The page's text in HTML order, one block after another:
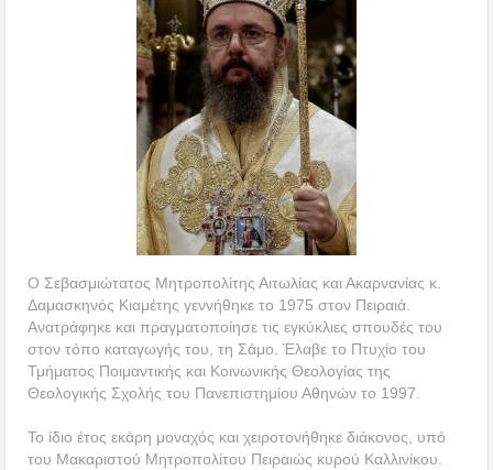
Ο Σεβασμιώτατος Μητροπολίτης Αιτωλίας και Ακαρνανίας κ.
Δαμασκηνός Κιαμέτης γεννήθηκε το 1975 στον Πειραιά.
Ανατράφηκε και πραγματοποίησε τις εγκύκλιες σπουδές του
στον τόπο καταγωγής του, τη Σάμο. Έλαβε το Πτυχίο του
Τμήματος Ποιμαντικής και Κοινωνικής Θεολογίας της
Θεολογικής Σχολής του Πανεπιστημίου Αθηνών το 1997.
Το ίδιο έτος εκάρη μοναχός και χειροτονήθηκε διάκονος, υπό
του Μακαριστού Μητροπολίτου Πειραιώς κυρού Καλλινίκου.